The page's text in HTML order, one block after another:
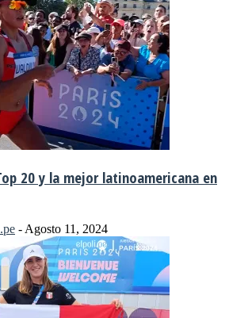
20 y la mejor latinoamericana en
- Agosto 11, 2024